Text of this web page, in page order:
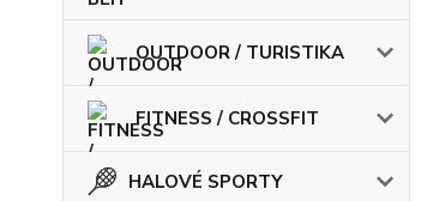
OUTDOOR / TURISTIKA
FITNESS / CROSSFIT
HALOVÉ SPORTY